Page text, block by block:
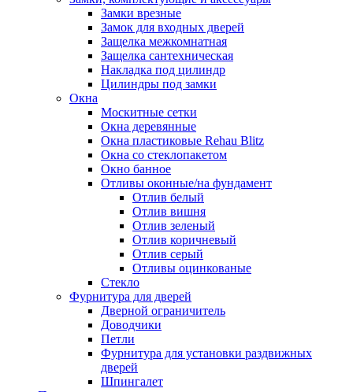
Замки врезные
Замок для входных дверей
Защелка межкомнатная
Защелка сантехническая
Накладка под цилиндр
Цилиндры под замки
Окна
Москитные сетки
Окна деревянные
Окна пластиковые Rehau Blitz
Окна со стеклопакетом
Окно банное
Отливы оконные/на фундамент
Отлив белый
Отлив вишня
Отлив зеленый
Отлив коричневый
Отлив серый
Отливы оцинкованые
Стекло
Фурнитура для дверей
Дверной ограничитель
Доводчики
Петли
Фурнитура для установки раздвижных
дверей
Шпингалет